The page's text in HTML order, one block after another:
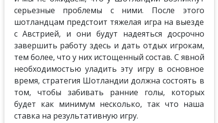
серьезные проблемы с ними. После этого
шотландцам предстоит тяжелая игра на выезде
с Австрией, и они будут надеяться досрочно
завершить работу здесь и дать отдых игрокам,
тем более, что у них истощенный состав. С явной
необходимостью уладить эту игру в основное
время, стратегия Шотландии должна состоять в
том, чтобы забивать ранние голы, которых
будет как минимум несколько, так что наша
ставка на результативную игру.